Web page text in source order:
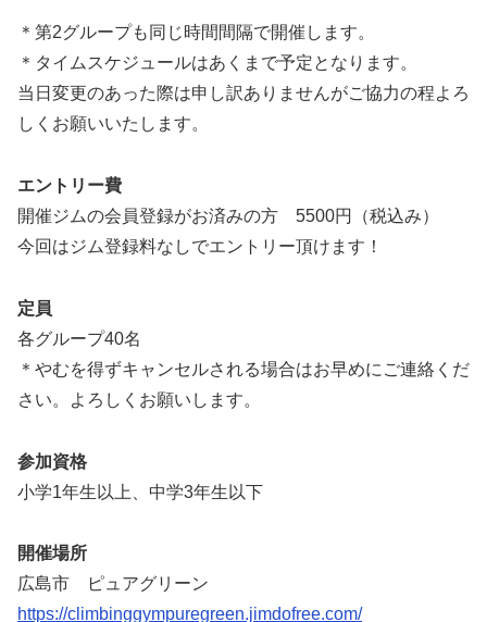
＊第2グループも同じ時間間隔で開催します。
＊タイムスケジュールはあくまで予定となります。
当日変更のあった際は申し訳ありませんがご協力の程よろ
しくお願いいたします。
エントリー費
開催ジムの会員登録がお済みの方 5500円（税込み）
今回はジム登録料なしでエントリー頂けます！
定員
各グループ40名
＊やむを得ずキャンセルされる場合はお早めにご連絡くだ
さい。よろしくお願いします。
参加資格
小学1年生以上、中学3年生以下
開催場所
広島市 ピュアグリーン
https://climbinggympuregreen.jimdofree.com/